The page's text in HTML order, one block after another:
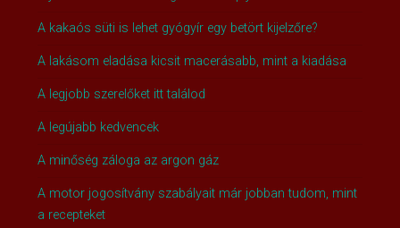
A kakaós süti is lehet gyógyír egy betört kijelzőre?
A lakásom eladása kicsit macerásabb, mint a kiadása
A legjobb szerelőket itt találod
A legújabb kedvencek
A minőség záloga az argon gáz
A motor jogosítvány szabályait már jobban tudom, mint
a recepteket